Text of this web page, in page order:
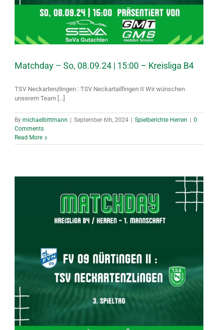
Matchday – So, 08.09.24 | 15:00 – Kreisliga B4
TSV Neckartenzlingen : TSV Neckartailfingen II Wir wünschen
unserem Team [...]
By michaelbittmann | September 6th, 2024 | Spielberichte Herren | 0
Comments
Read More